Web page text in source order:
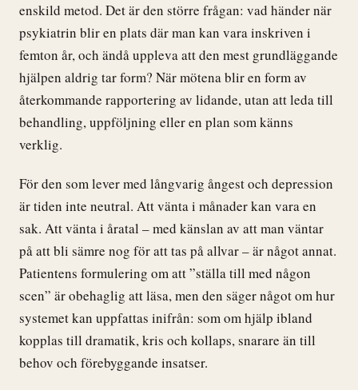
enskild metod. Det är den större frågan: vad händer när
psykiatrin blir en plats där man kan vara inskriven i
femton år, och ändå uppleva att den mest grundläggande
hjälpen aldrig tar form? När mötena blir en form av
återkommande rapportering av lidande, utan att leda till
behandling, uppföljning eller en plan som känns
verklig.
För den som lever med långvarig ångest och depression
är tiden inte neutral. Att vänta i månader kan vara en
sak. Att vänta i åratal – med känslan av att man väntar
på att bli sämre nog för att tas på allvar – är något annat.
Patientens formulering om att ”ställa till med någon
scen” är obehaglig att läsa, men den säger något om hur
systemet kan uppfattas inifrån: som om hjälp ibland
kopplas till dramatik, kris och kollaps, snarare än till
behov och förebyggande insatser.